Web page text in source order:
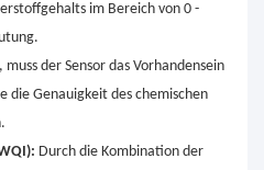
im Bereich von 0 -
muss der Sensor das Vorhandensein
die Genauigkeit des chemischen
Durch die Kombination der